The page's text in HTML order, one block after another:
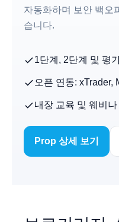
자동화하며 보안 백오
습니다.
1단계, 2단계 및 평
오픈 연동: xTrader,
내장 교육 및 웨비나
Prop 상세 보기